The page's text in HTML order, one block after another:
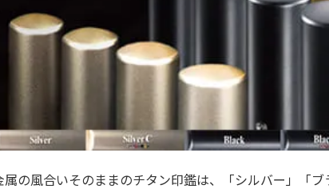
属の風合いそのままのチタン印鑑は、「シルバー」「